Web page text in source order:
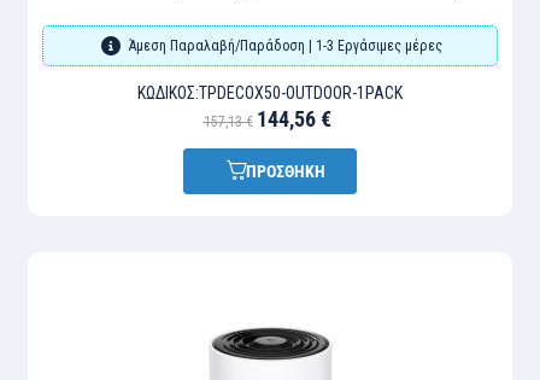
Άμεση Παραλαβή/Παράδοση | 1-3 Εργάσιμες μέρες
ΚΩΔΙΚΌΣ:TPDECOX50-OUTDOOR-1PACK
157,13 € 144,56 €
ΠΡΟΣΘΗΚΗ